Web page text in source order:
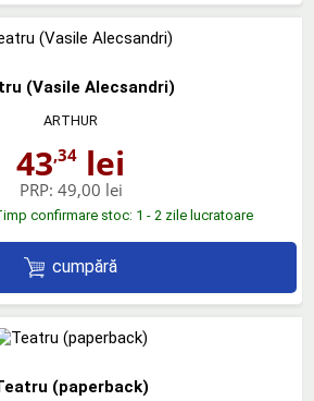
(Vasile Alecsandri)
ARTHUR
43,34 lei
PRP: 49,00 lei
confirmare stoc: 1 - 2 zile lucratoare
cumpără
(paperback)